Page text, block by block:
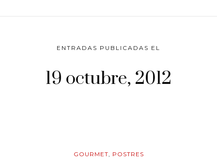
ENTRADAS PUBLICADAS EL
19 octubre, 2012
GOURMET, POSTRES